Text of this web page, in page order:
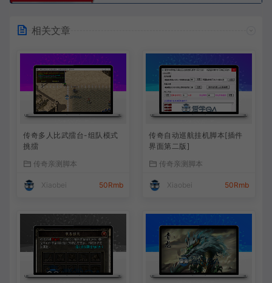
相关文章
传奇多人比武擂台-组队模式
挑擂
传奇亲测脚本
Xiaobei 50Rmb
传奇自动巡航挂机脚本[插件
界面第二版]
传奇亲测脚本
Xiaobei 50Rmb